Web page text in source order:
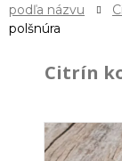
podľa názvu
polšnúra
Citrín